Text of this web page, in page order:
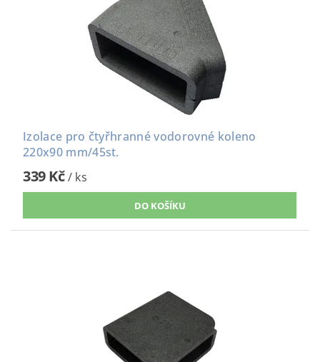
Izolace pro čtyřhranné vodorovné koleno
220x90 mm/45st.
339 Kč/ ks